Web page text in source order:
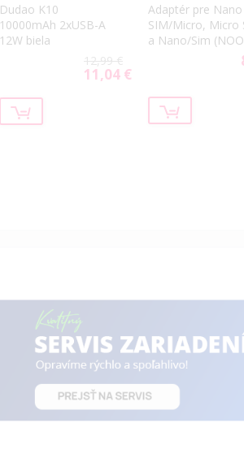
Dudao K10
10000mAh 2xUSB-A
12W biela
12,99 €
Special
11,04 €
Adaptér pre Nano
SIM/Micro, Micro
a Nano/Sim